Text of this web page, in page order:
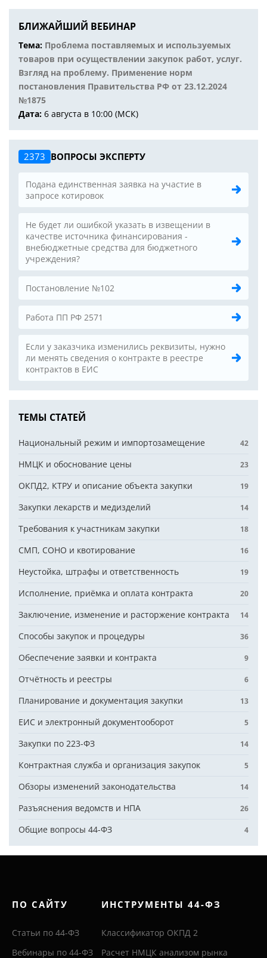
БЛИЖАЙШИЙ ВЕБИНАР
Тема: Проблема поставляемых и используемых
товаров при осуществлении закупок работ, услуг.
Взгляд на проблему. Применение норм
постановления Правительства РФ от 23.12.2024
№1875
Дата: 6 августа в 10:00 (МСК)
2373 ВОПРОСЫ ЭКСПЕРТУ
Подана единственная заявка на участие в
запросе котировок
Не будет ли ошибкой указать в извещении в
качестве источника финансирования -
внебюджетные средства для бюджетного
учреждения?
Постановление №102
Работа ПП РФ 2571
Если у заказчика изменились реквизиты, нужно
ли менять сведения о контракте в реестре
контрактов в ЕИС
ТЕМЫ СТАТЕЙ
Национальный режим и импортозамещение 42
НМЦК и обоснование цены 23
ОКПД2, КТРУ и описание объекта закупки 19
Закупки лекарств и медизделий 14
Требования к участникам закупки 18
СМП, СОНО и квотирование 16
Неустойка, штрафы и ответственность 19
Исполнение, приёмка и оплата контракта 20
Заключение, изменение и расторжение контракта 14
Способы закупок и процедуры 36
Обеспечение заявки и контракта 9
Отчётность и реестры 6
Планирование и документация закупки 13
ЕИС и электронный документооборот 5
Закупки по 223-ФЗ 14
Контрактная служба и организация закупок 5
Обзоры изменений законодательства 14
Разъяснения ведомств и НПА 26
Общие вопросы 44-ФЗ 4
ПО САЙТУ
Статьи по 44-ФЗ
Вебинары по 44-ФЗ
ИНСТРУМЕНТЫ 44-ФЗ
Классификатор ОКПД 2
Расчет НМЦК анализом рынка